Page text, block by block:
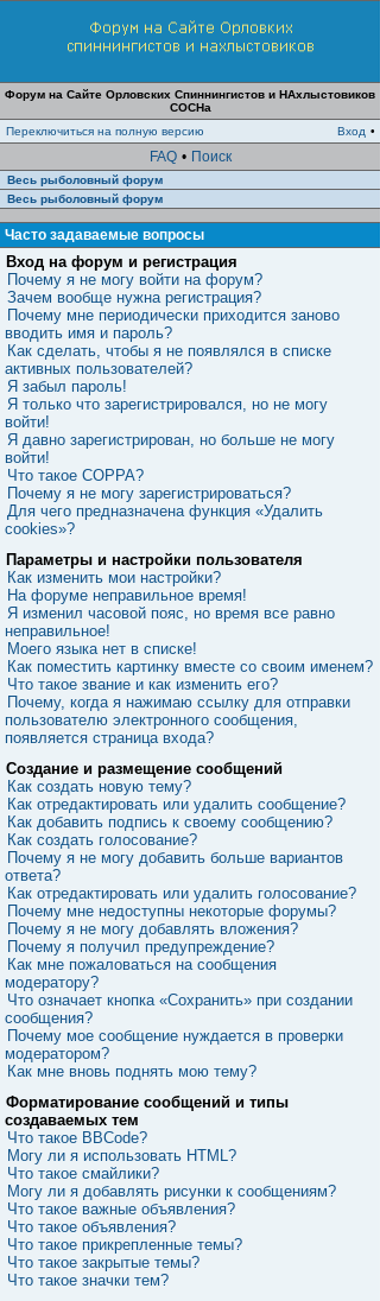
Форум на Сайте Орловских Спиннингистов и НАхлыстовиков
СОСНа
Переключиться на полную версию
Вход •
FAQ • Поиск
Весь рыболовный форум
Весь рыболовный форум
Часто задаваемые вопросы
Вход на форум и регистрация
Почему я не могу войти на форум?
Зачем вообще нужна регистрация?
Почему мне периодически приходится заново
вводить имя и пароль?
Как сделать, чтобы я не появлялся в списке
активных пользователей?
Я забыл пароль!
Я только что зарегистрировался, но не могу
войти!
Я давно зарегистрирован, но больше не могу
войти!
Что такое COPPA?
Почему я не могу зарегистрироваться?
Для чего предназначена функция «Удалить
cookies»?
Параметры и настройки пользователя
Как изменить мои настройки?
На форуме неправильное время!
Я изменил часовой пояс, но время все равно
неправильное!
Моего языка нет в списке!
Как поместить картинку вместе со своим именем?
Что такое звание и как изменить его?
Почему, когда я нажимаю ссылку для отправки
пользователю электронного сообщения,
появляется страница входа?
Создание и размещение сообщений
Как создать новую тему?
Как отредактировать или удалить сообщение?
Как добавить подпись к своему сообщению?
Как создать голосование?
Почему я не могу добавить больше вариантов
ответа?
Как отредактировать или удалить голосование?
Почему мне недоступны некоторые форумы?
Почему я не могу добавлять вложения?
Почему я получил предупреждение?
Как мне пожаловаться на сообщения
модератору?
Что означает кнопка «Сохранить» при создании
сообщения?
Почему мое сообщение нуждается в проверки
модератором?
Как мне вновь поднять мою тему?
Форматирование сообщений и типы
создаваемых тем
Что такое BBCode?
Могу ли я использовать HTML?
Что такое смайлики?
Могу ли я добавлять рисунки к сообщениям?
Что такое важные объявления?
Что такое объявления?
Что такое прикрепленные темы?
Что такое закрытые темы?
Что такое значки тем?